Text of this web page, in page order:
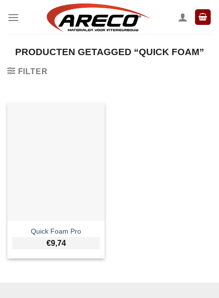
naar
PRODUCTEN GETAGGED “QUICK FOAM”
FILTER
Quick Foam Pro
€9,74